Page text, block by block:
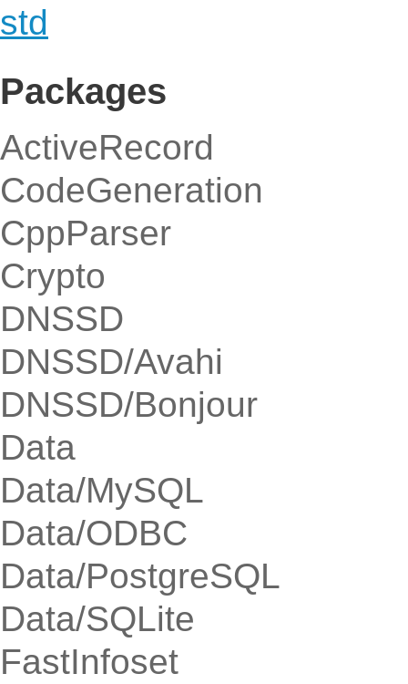
std
Packages
ActiveRecord
CodeGeneration
CppParser
Crypto
DNSSD
DNSSD/Avahi
DNSSD/Bonjour
Data
Data/MySQL
Data/ODBC
Data/PostgreSQL
Data/SQLite
FastInfoset